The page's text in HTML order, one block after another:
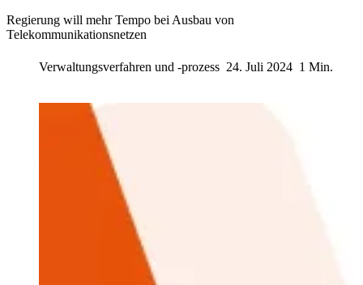
Regierung will mehr Tempo bei Ausbau von
Telekommunikationsnetzen
Verwaltungsverfahren und -prozess 24. Juli 2024 1 Min.